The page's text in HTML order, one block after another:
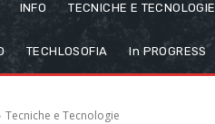
INFO TECNICHE E TECNOLOGIE
TECHLOSOFIA In PROGRESS
Tecniche e Tecnologie